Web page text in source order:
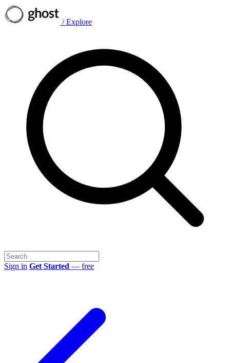
/ Explore
Sign in Get Started — free